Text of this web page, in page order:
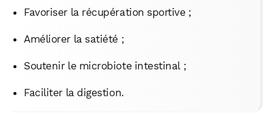
Favoriser la récupération sportive ;
Améliorer la satiété ;
Soutenir le microbiote intestinal ;
Faciliter la digestion.